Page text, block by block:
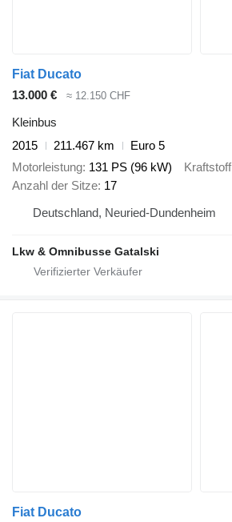
Fiat Ducato
13.000 €
≈ 12.150 CHF
Kleinbus
2015
211.467 km
Euro 5
Motorleistung 131 PS (96 kW) Kraftstoff
Anzahl der Sitze 17
Deutschland, Neuried-Dundenheim
Lkw & Omnibusse Gatalski
Fiat Ducato